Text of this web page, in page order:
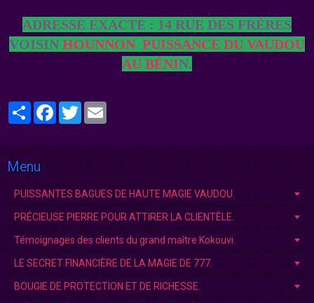
ADRESSE EXACTE : 14 RUE DES FRÈRES
VOISIN HOUNNON PUISSANCE DU VAUDOU
AU BÉNIN.
PartagerFacebook
Twitter
Menu
PUISSANTES BAGUES DE HAUTE MAGIE VAUDOU.
PRÉCIEUSE PIERRE POUR ATTIRER LA CLIENTÈLE.
Témoignages des clients du grand maître Kokouvi.
LE SECRET FINANCIÈRE DE LA MAGIE DE 777.
BOUGIE DE PROTECTION ET DE RICHESSE.